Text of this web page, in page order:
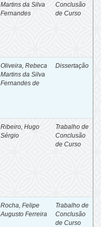
Martins da Silva
Fernandes
Conclusão
de Curso
Oliveira, Rebeca
Martins da Silva
Fernandes de
Dissertação
Ribeiro, Hugo
Sérgio
Trabalho de
Conclusão
de Curso
Rocha, Felipe
Augusto Ferreira
Trabalho de
Conclusão
de Curso